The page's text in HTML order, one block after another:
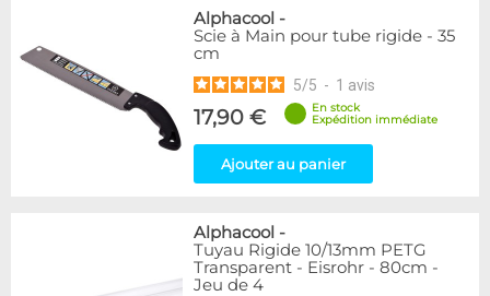
Alphacool -
Scie à Main pour tube rigide - 35
cm
5/5 - 1 avis
17,90 €
En stock
Expédition immédiate
Ajouter au panier
Alphacool -
Tuyau Rigide 10/13mm PETG
Transparent - Eisrohr - 80cm -
Jeu de 4